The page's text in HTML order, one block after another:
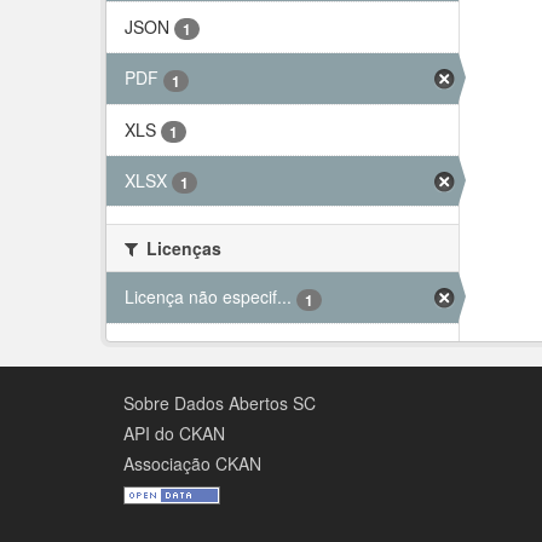
JSON 1
PDF 1
XLS 1
XLSX 1
Licenças
Licença não especif...
1
Sobre Dados Abertos SC
API do CKAN
Associação CKAN